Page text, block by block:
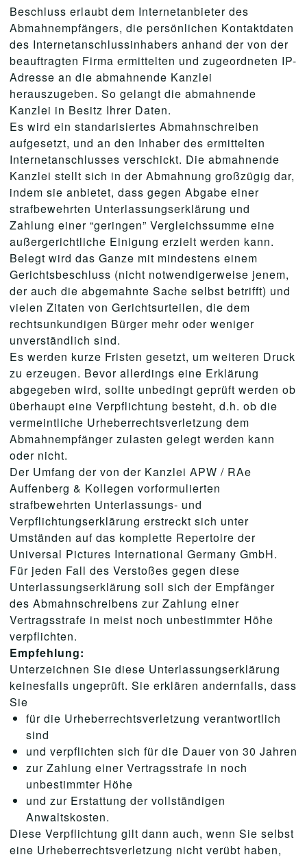
Beschluss erlaubt dem Internetanbieter des
Abmahnempfängers, die persönlichen Kontaktdaten
des Internetanschlussinhabers anhand der von der
beauftragten Firma ermittelten und zugeordneten IP-
Adresse an die abmahnende Kanzlei
herauszugeben. So gelangt die abmahnende
Kanzlei in Besitz Ihrer Daten.
Es wird ein standarisiertes Abmahnschreiben
aufgesetzt, und an den Inhaber des ermittelten
Internetanschlusses verschickt. Die abmahnende
Kanzlei stellt sich in der Abmahnung großzügig dar,
indem sie anbietet, dass gegen Abgabe einer
strafbewehrten Unterlassungserklärung und
Zahlung einer “geringen” Vergleichssumme eine
außergerichtliche Einigung erzielt werden kann.
Belegt wird das Ganze mit mindestens einem
Gerichtsbeschluss (nicht notwendigerweise jenem,
der auch die abgemahnte Sache selbst betrifft) und
vielen Zitaten von Gerichtsurteilen, die dem
rechtsunkundigen Bürger mehr oder weniger
unverständlich sind.
Es werden kurze Fristen gesetzt, um weiteren Druck
zu erzeugen. Bevor allerdings eine Erklärung
abgegeben wird, sollte unbedingt geprüft werden ob
überhaupt eine Verpflichtung besteht, d.h. ob die
vermeintliche Urheberrechtsverletzung dem
Abmahnempfänger zulasten gelegt werden kann
oder nicht.
Der Umfang der von der Kanzlei APW / RAe
Auffenberg & Kollegen vorformulierten
strafbewehrten Unterlassungs- und
Verpflichtungserklärung erstreckt sich unter
Umständen auf das komplette Repertoire der
Universal Pictures International Germany GmbH.
Für jeden Fall des Verstoßes gegen diese
Unterlassungserklärung soll sich der Empfänger
des Abmahnschreibens zur Zahlung einer
Vertragsstrafe in meist noch unbestimmter Höhe
verpflichten.
Empfehlung:
Unterzeichnen Sie diese Unterlassungserklärung
keinesfalls ungeprüft. Sie erklären andernfalls, dass
Sie
für die Urheberrechtsverletzung verantwortlich
sind
und verpflichten sich für die Dauer von 30 Jahren
zur Zahlung einer Vertragsstrafe in noch
unbestimmter Höhe
und zur Erstattung der vollständigen
Anwaltskosten.
Diese Verpflichtung gilt dann auch, wenn Sie selbst
eine Urheberrechtsverletzung nicht verübt haben,